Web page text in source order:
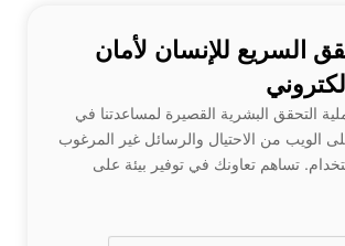
السريع للإنسان لأمان
التحقق البشرية القصيرة لمساعدتنا في
الويب من الاحتيال والرسائل غير المرغوب
تساهم تعاونك في توفير بيئة على